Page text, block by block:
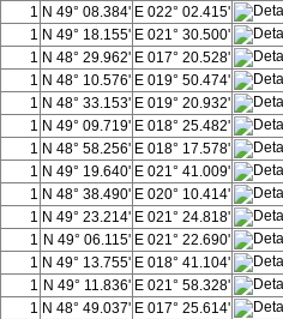
1 N 49° 08.384' E 022° 02.415'
1 N 49° 18.155' E 021° 30.500'
1 N 48° 29.962' E 017° 20.528'
1 N 48° 10.576' E 019° 50.474'
1 N 48° 33.153' E 019° 20.932'
1 N 49° 09.719' E 018° 25.482'
1 N 48° 58.256' E 018° 17.578'
1 N 49° 19.640' E 021° 41.009'
1 N 48° 38.490' E 020° 10.414'
1 N 49° 23.214' E 021° 24.818'
1 N 49° 06.115' E 021° 22.690'
1 N 49° 13.755' E 018° 41.104'
1 N 49° 11.836' E 021° 58.328'
1 N 48° 49.037' E 017° 25.614'